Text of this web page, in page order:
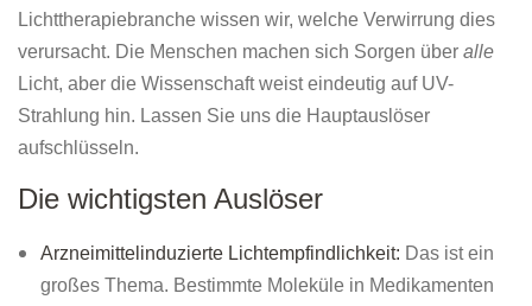
Lichttherapiebranche wissen wir, welche Verwirrung dies
verursacht. Die Menschen machen sich Sorgen über alle
Licht, aber die Wissenschaft weist eindeutig auf UV-
Strahlung hin. Lassen Sie uns die Hauptauslöser
aufschlüsseln.
Die wichtigsten Auslöser
Arzneimittelinduzierte Lichtempfindlichkeit: Das ist ein
großes Thema. Bestimmte Moleküle in Medikamenten